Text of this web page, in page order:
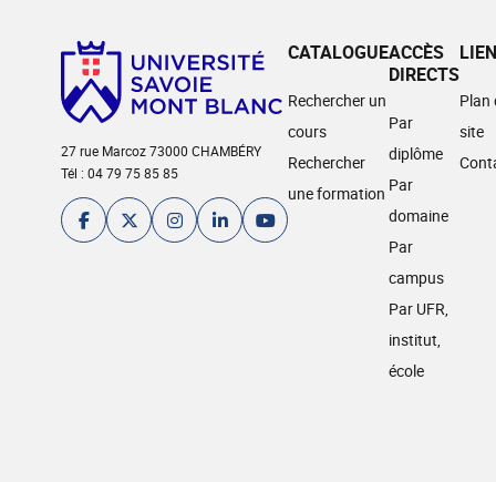
27 rue Marcoz 73000 CHAMBÉRY
Tél : 04 79 75 85 85
CATALOGUE
Rechercher un
cours
Rechercher
une formation
ACCÈS
DIRECTS
Par
diplôme
Par
domaine
Par
campus
Par UFR,
institut,
école
Plan
site